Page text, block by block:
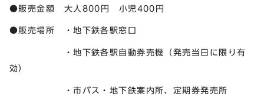
●販売金額 大人800円 小児400円
●販売場所 ・地下鉄各駅窓口
・地下鉄各駅自動券売機（発売当日に限り有
効）
・市バス・地下鉄案内所、定期券発売所